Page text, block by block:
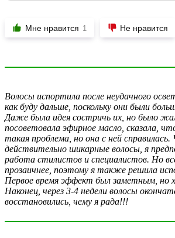
Мне нравится 1 Не нравится
Волосы испортила после неудачного
как буду дальше, поскольку они были
Даже была идея состричь их, но было
посоветовала эфирное масло, сказала,
такая проблема, но она с ней справилась.
действительно шикарные волосы, я
работа стилистов и специалистов. Но
прозаичнее, поэтому я также решила
Первое время эффект был заметным, но
Наконец, через 3-4 недели волосы
восстановились, чему я рада!!!